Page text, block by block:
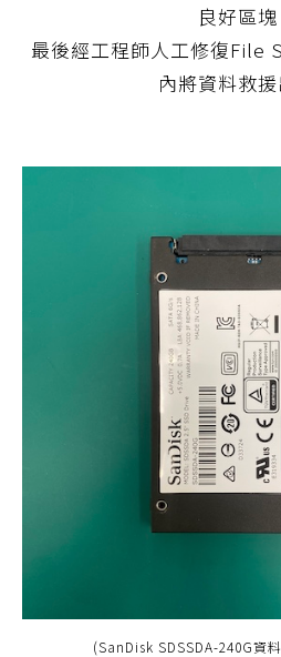
良好區塊
最後經工程師人工修復File
內將資料救援
(SanDisk SDSSDA-240G資